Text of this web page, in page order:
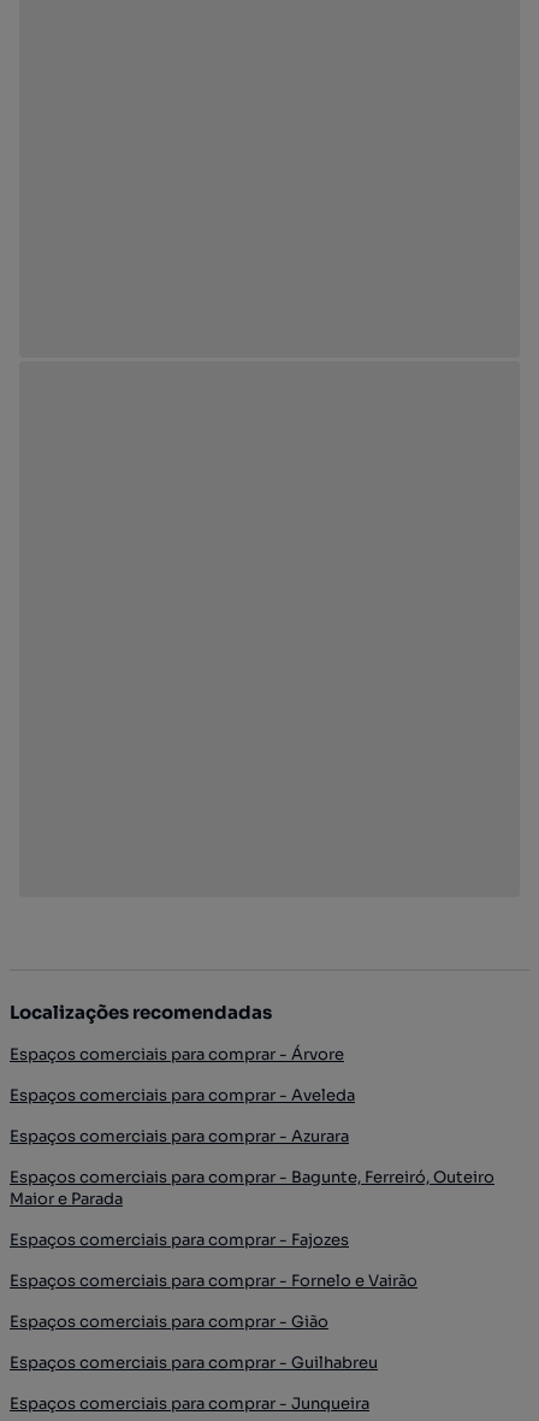
Localizações recomendadas
Espaços comerciais para comprar - Árvore
Espaços comerciais para comprar - Aveleda
Espaços comerciais para comprar - Azurara
Espaços comerciais para comprar - Bagunte, Ferreiró, Outeiro
Maior e Parada
Espaços comerciais para comprar - Fajozes
Espaços comerciais para comprar - Fornelo e Vairão
Espaços comerciais para comprar - Gião
Espaços comerciais para comprar - Guilhabreu
Espaços comerciais para comprar - Junqueira